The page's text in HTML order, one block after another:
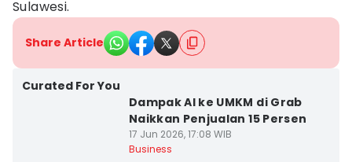
Sulawesi.
Share Article
Curated For You
Dampak AI ke UMKM di Grab
Naikkan Penjualan 15 Persen
17 Jun 2026, 17:08 WIB
Business